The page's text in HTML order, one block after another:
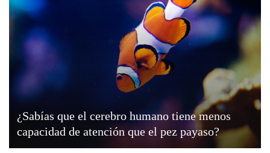
¿Sabías que el cerebro humano tiene menos
capacidad de atención que el pez payaso?